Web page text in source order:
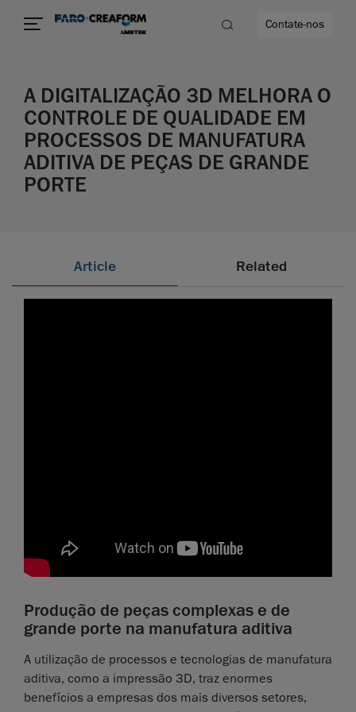
mais
Contate-nos
A DIGITALIZAÇÃO 3D MELHORA O
CONTROLE DE QUALIDADE EM
PROCESSOS DE MANUFATURA
ADITIVA DE PEÇAS DE GRANDE
PORTE
Article Related
Produção de peças complexas e de
grande porte na manufatura aditiva
A utilização de processos e tecnologias de manufatura
aditiva, como a impressão 3D, traz enormes
benefícios a empresas dos mais diversos setores,